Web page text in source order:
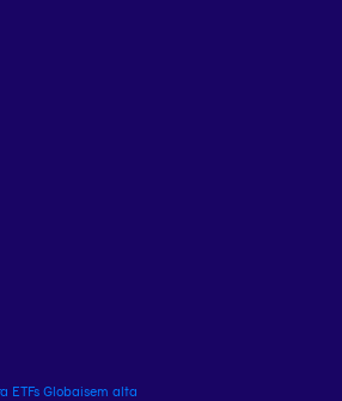
ETFs Globaisem alta